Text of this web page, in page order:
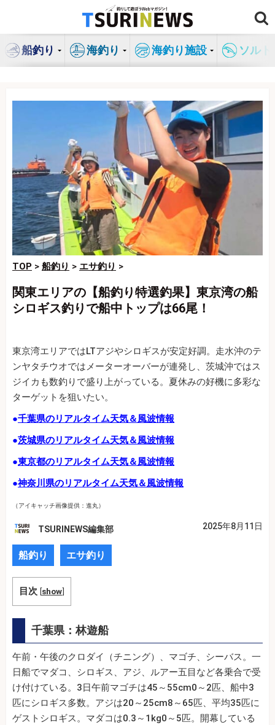
ン
船釣り 海釣り 海釣り施設 ソル
TOP > 船釣り > エサ釣り >
関東エリアの【船釣り特選釣果】東京湾の船
シロギス釣りで船中トップは66尾！
東京湾エリアではLTアジやシロギスが安定好調。走水沖のテ
ンヤタチウオではメーターオーバーが連発し、茨城沖ではス
ジイカも数釣りで盛り上がっている。夏休みの好機に多彩な
ターゲットを狙いたい。
●千葉県のリアルタイム天気＆風波情報
●茨城県のリアルタイム天気＆風波情報
●東京都のリアルタイム天気＆風波情報
●神奈川県のリアルタイム天気＆風波情報
（アイキャッチ画像提供：進丸）
TSURINEWS編集部 2025年8月11日
船釣り エサ釣り
目次 [show]
千葉県：林遊船
午前・午後のクロダイ（チニング）、マゴチ、シーバス。一
日船でマダコ、シロギス、アジ、ルアー五目など各乗合で受
け付けている。3日午前マゴチは45～55cm0～2匹、船中3
匹にシロギス多数。アジは20～25cm8～65匹、平均35匹に
ゲストシロギス。マダコは0.3～1kg0～5匹。開幕している